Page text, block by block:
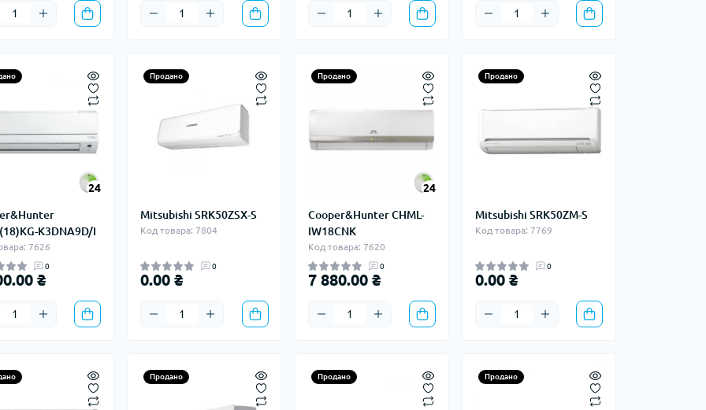
24
K3DNA9D/I
7626
0
₴
Продано
Mitsubishi SRK50ZSX-S
Код товара: 7804
0
0.00 ₴
Продано
24
Cooper&Hunter CHML-
IW18CNK
Код товара: 7620
0
7 880.00 ₴
Продано
Mitsubishi SRK50ZM-S
Код товара: 7769
0
0.00 ₴
Продано Продано Продано